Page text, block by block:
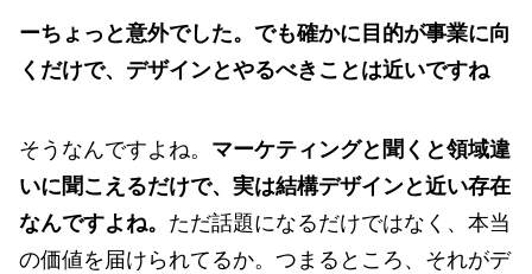
ーちょっと意外でした。でも確かに目的が事業に向
くだけで、デザインとやるべきことは近いですね
そうなんですよね。 マーケティングと聞くと領域違
いに聞こえるだけで、実は結構デザインと近い存在
なんですよね。 ただ話題になるだけではなく、本当
の価値を届けられてるか。つまるところ、それがデ